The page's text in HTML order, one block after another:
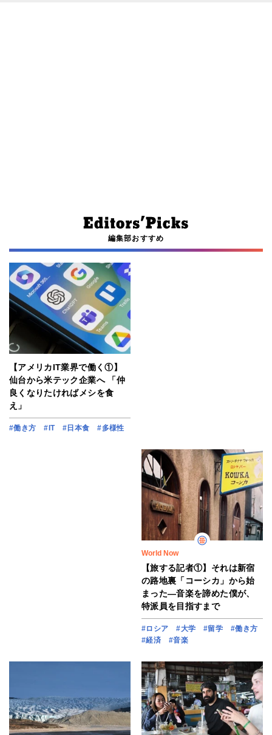
編集部おすすめ
【アメリカIT業界で働く①】
仙台から米テック企業へ 「仲
良くなりたければメシを食
え」
#働き方 #IT #日本食 #多様性
World Now
【旅する記者①】それは新宿
の路地裏「コーシカ」から始
まった―音楽を諦めた僕が、
特派員を目指すまで
#ロシア #大学 #留学
#働き方
#経済
#音楽